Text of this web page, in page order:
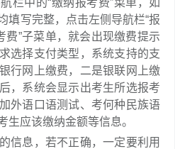
栏中的“缴纳报考费”菜单，如
填写完整，点击左侧导航栏“报
费”子菜单，就会出现缴费提示
选择支付类型，系统支持的支
行网上缴费，二是银联网上缴
，系统会显示出考生所选报考
外语口语测试、考何种民族语
生应该缴纳金额等信息。
信息，若不正确，一定要利用